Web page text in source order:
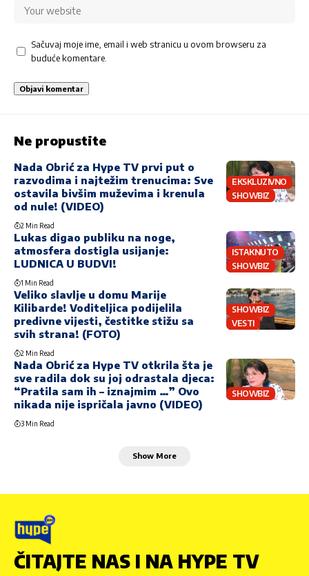
Sačuvaj moje ime, email i web stranicu u ovom browseru za
buduće komentare.
Ne propustite
EKSKLUZIVNO
SHOWBIZ
Nada Obrić za Hype TV prvi put o
razvodima i najtežim trenucima: Sve
ostavila bivšim muževima i krenula
od nule! (VIDEO)
2 Min Read
ISTAKNUTO
SHOWBIZ
Lukas digao publiku na noge,
atmosfera dostigla usijanje:
LUDNICA U BUDVI!
1 Min Read
SHOWBIZ
VESTI
Veliko slavlje u domu Marije
Kilibarde! Voditeljica podijelila
predivne vijesti, čestitke stižu sa
svih strana! (FOTO)
2 Min Read
SHOWBIZ
Nada Obrić za Hype TV otkrila šta je
sve radila dok su joj odrastala djeca:
“Pratila sam ih – iznajmim …” Ovo
nikada nije ispričala javno (VIDEO)
3 Min Read
Show More
ČITAJTE NAS I NA HYPE TV